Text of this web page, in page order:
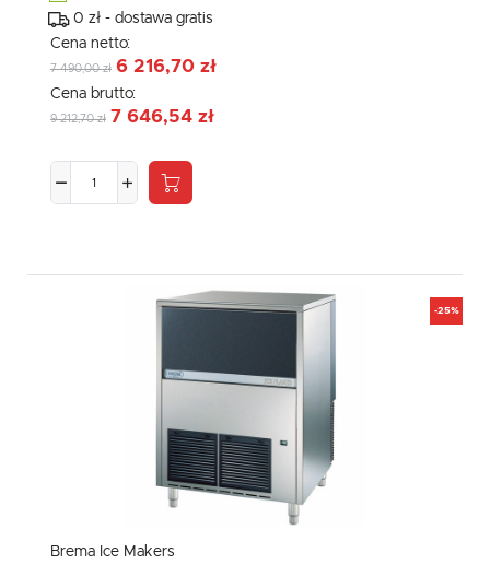
0 zł - dostawa gratis
Cena netto:
7 490,00 zł 6 216,70 zł
Cena brutto:
9 212,70 zł 7 646,54 zł
-25%
Brema Ice Makers